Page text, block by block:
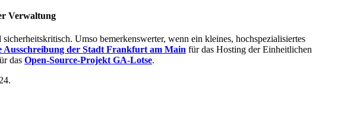
Verwaltung
Umso bemerkenswerter, wenn ein kleines, hochspezialisiertes
Ausschreibung der Stadt Frankfurt am Main für das Hosting der Einheitlichen
das Open-Source-Projekt GA-Lotse.